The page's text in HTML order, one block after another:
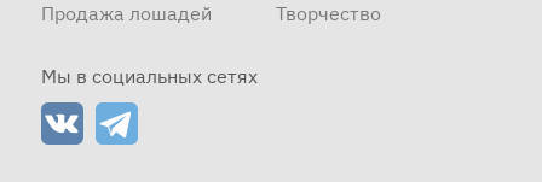
Продажа лошадей
Творчество
Мы в социальных сетях